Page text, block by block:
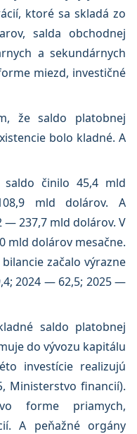
ktoré sa skladá zo
salda obchodnej
a sekundárnych
miezd, investičné
že saldo platobnej
bolo kladné. A
činilo 45,4 mld
mld dolárov. A
237,7 mld dolárov. V
mld dolárov mesačne.
začalo výrazne
2024 — 62,5; 2025 —
saldo platobnej
do vývozu kapitálu
investície realizujú
Ministerstvo financií).
forme priamych,
A peňažné orgány